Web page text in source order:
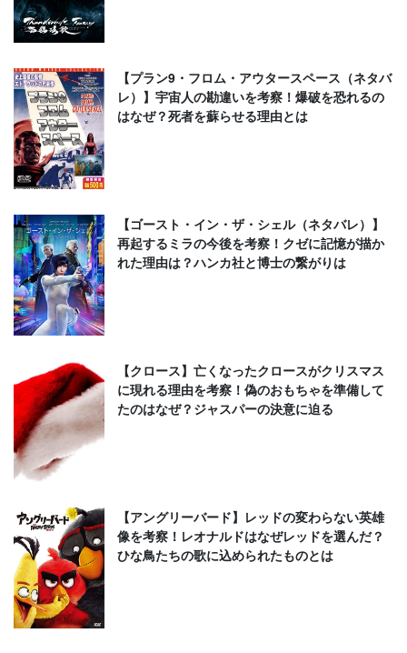
【プラン9・フロム・アウタースペース（ネタバ
レ）】宇宙人の勘違いを考察！爆破を恐れるの
はなぜ？死者を蘇らせる理由とは
【ゴースト・イン・ザ・シェル（ネタバレ）】
再起するミラの今後を考察！クゼに記憶が描か
れた理由は？ハンカ社と博士の繋がりは
【クロース】亡くなったクロースがクリスマス
に現れる理由を考察！偽のおもちゃを準備して
たのはなぜ？ジャスパーの決意に迫る
【アングリーバード】レッドの変わらない英雄
像を考察！レオナルドはなぜレッドを選んだ？
ひな鳥たちの歌に込められたものとは